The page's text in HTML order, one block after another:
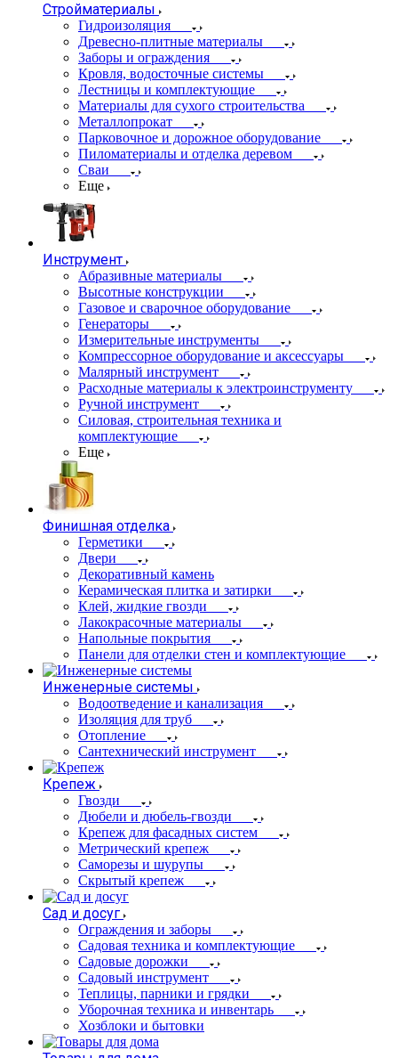
Стройматериалы
Гидроизоляция
Древесно-плитные материалы
Заборы и ограждения
Кровля, водосточные системы
Лестницы и комплектующие
Материалы для сухого строительства
Металлопрокат
Парковочное и дорожное оборудование
Пиломатериалы и отделка деревом
Сваи
Еще
Инструмент
Абразивные материалы
Высотные конструкции
Газовое и сварочное оборудование
Генераторы
Измерительные инструменты
Компрессорное оборудование и аксессуары
Малярный инструмент
Расходные материалы к электроинструменту
Ручной инструмент
Силовая, строительная техника и
комплектующие
Еще
Финишная отделка
Герметики
Двери
Декоративный камень
Керамическая плитка и затирки
Клей, жидкие гвозди
Лакокрасочные материалы
Напольные покрытия
Панели для отделки стен и комплектующие
Инженерные системы
Водоотведение и канализация
Изоляция для труб
Отопление
Сантехнический инструмент
Крепеж
Гвозди
Дюбели и дюбель-гвозди
Крепеж для фасадных систем
Метрический крепеж
Саморезы и шурупы
Скрытый крепеж
Сад и досуг
Ограждения и заборы
Садовая техника и комплектующие
Садовые дорожки
Садовый инструмент
Теплицы, парники и грядки
Уборочная техника и инвентарь
Хозблоки и бытовки